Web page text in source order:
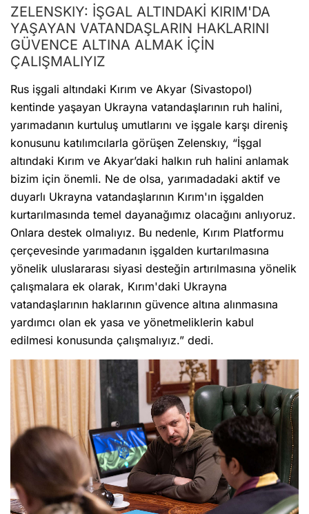
ZELENSKIY: İŞGAL ALTINDAKİ KIRIM'DA
YAŞAYAN VATANDAŞLARIN HAKLARINI
GÜVENCE ALTINA ALMAK İÇİN
ÇALIŞMALIYIZ
Rus işgali altındaki Kırım ve Akyar (Sivastopol)
kentinde yaşayan Ukrayna vatandaşlarının ruh halini,
yarımadanın kurtuluş umutlarını ve işgale karşı direniş
konusunu katılımcılarla görüşen Zelenskıy, “İşgal
altındaki Kırım ve Akyar’daki halkın ruh halini anlamak
bizim için önemli. Ne de olsa, yarımadadaki aktif ve
duyarlı Ukrayna vatandaşlarının Kırım'ın işgalden
kurtarılmasında temel dayanağımız olacağını anlıyoruz.
Onlara destek olmalıyız. Bu nedenle, Kırım Platformu
çerçevesinde yarımadanın işgalden kurtarılmasına
yönelik uluslararası siyasi desteğin artırılmasına yönelik
çalışmalara ek olarak, Kırım'daki Ukrayna
vatandaşlarının haklarının güvence altına alınmasına
yardımcı olan ek yasa ve yönetmeliklerin kabul
edilmesi konusunda çalışmalıyız.” dedi.